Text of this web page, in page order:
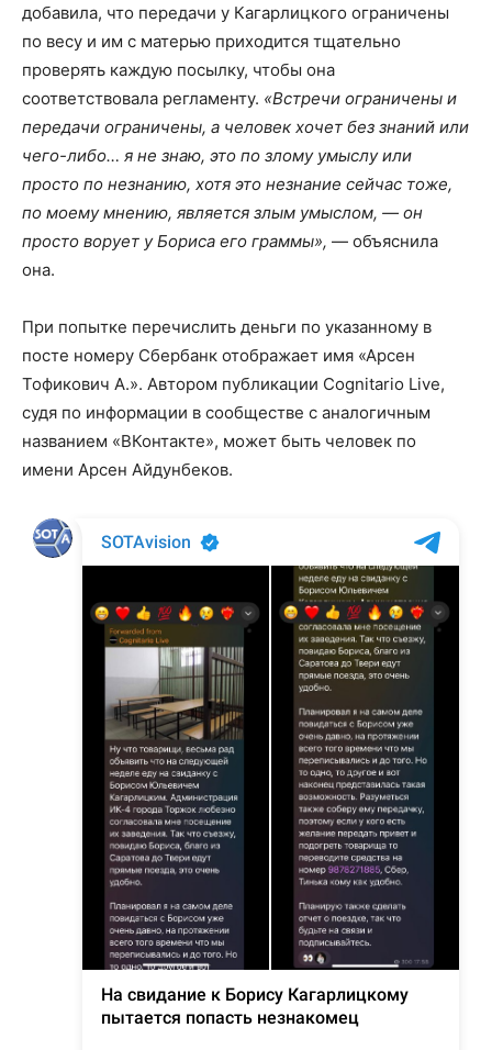
добавила, что передачи у Кагарлицкого ограничены
по весу и им с матерью приходится тщательно
проверять каждую посылку, чтобы она
соответствовала регламенту. «Встречи ограничены и
передачи ограничены, а человек хочет без знаний или
чего-либо… я не знаю, это по злому умыслу или
просто по незнанию, хотя это незнание сейчас тоже,
по моему мнению, является злым умыслом, — он
просто ворует у Бориса его граммы», — объяснила
она.
При попытке перечислить деньги по указанному в
посте номеру Сбербанк отображает имя «Арсен
Тофикович А.». Автором публикации Cognitario Live,
судя по информации в сообществе с аналогичным
названием «ВКонтакте», может быть человек по
имени Арсен Айдунбеков.